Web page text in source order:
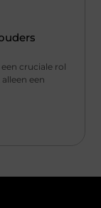
cruciale rol
een